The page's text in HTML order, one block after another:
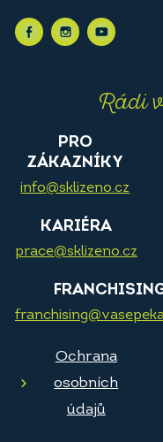
Rádi
PRO
ZÁKAZNÍKY
info@sklizeno.cz
KARIÉRA
prace@sklizeno.cz
Ochrana
osobních
údajů